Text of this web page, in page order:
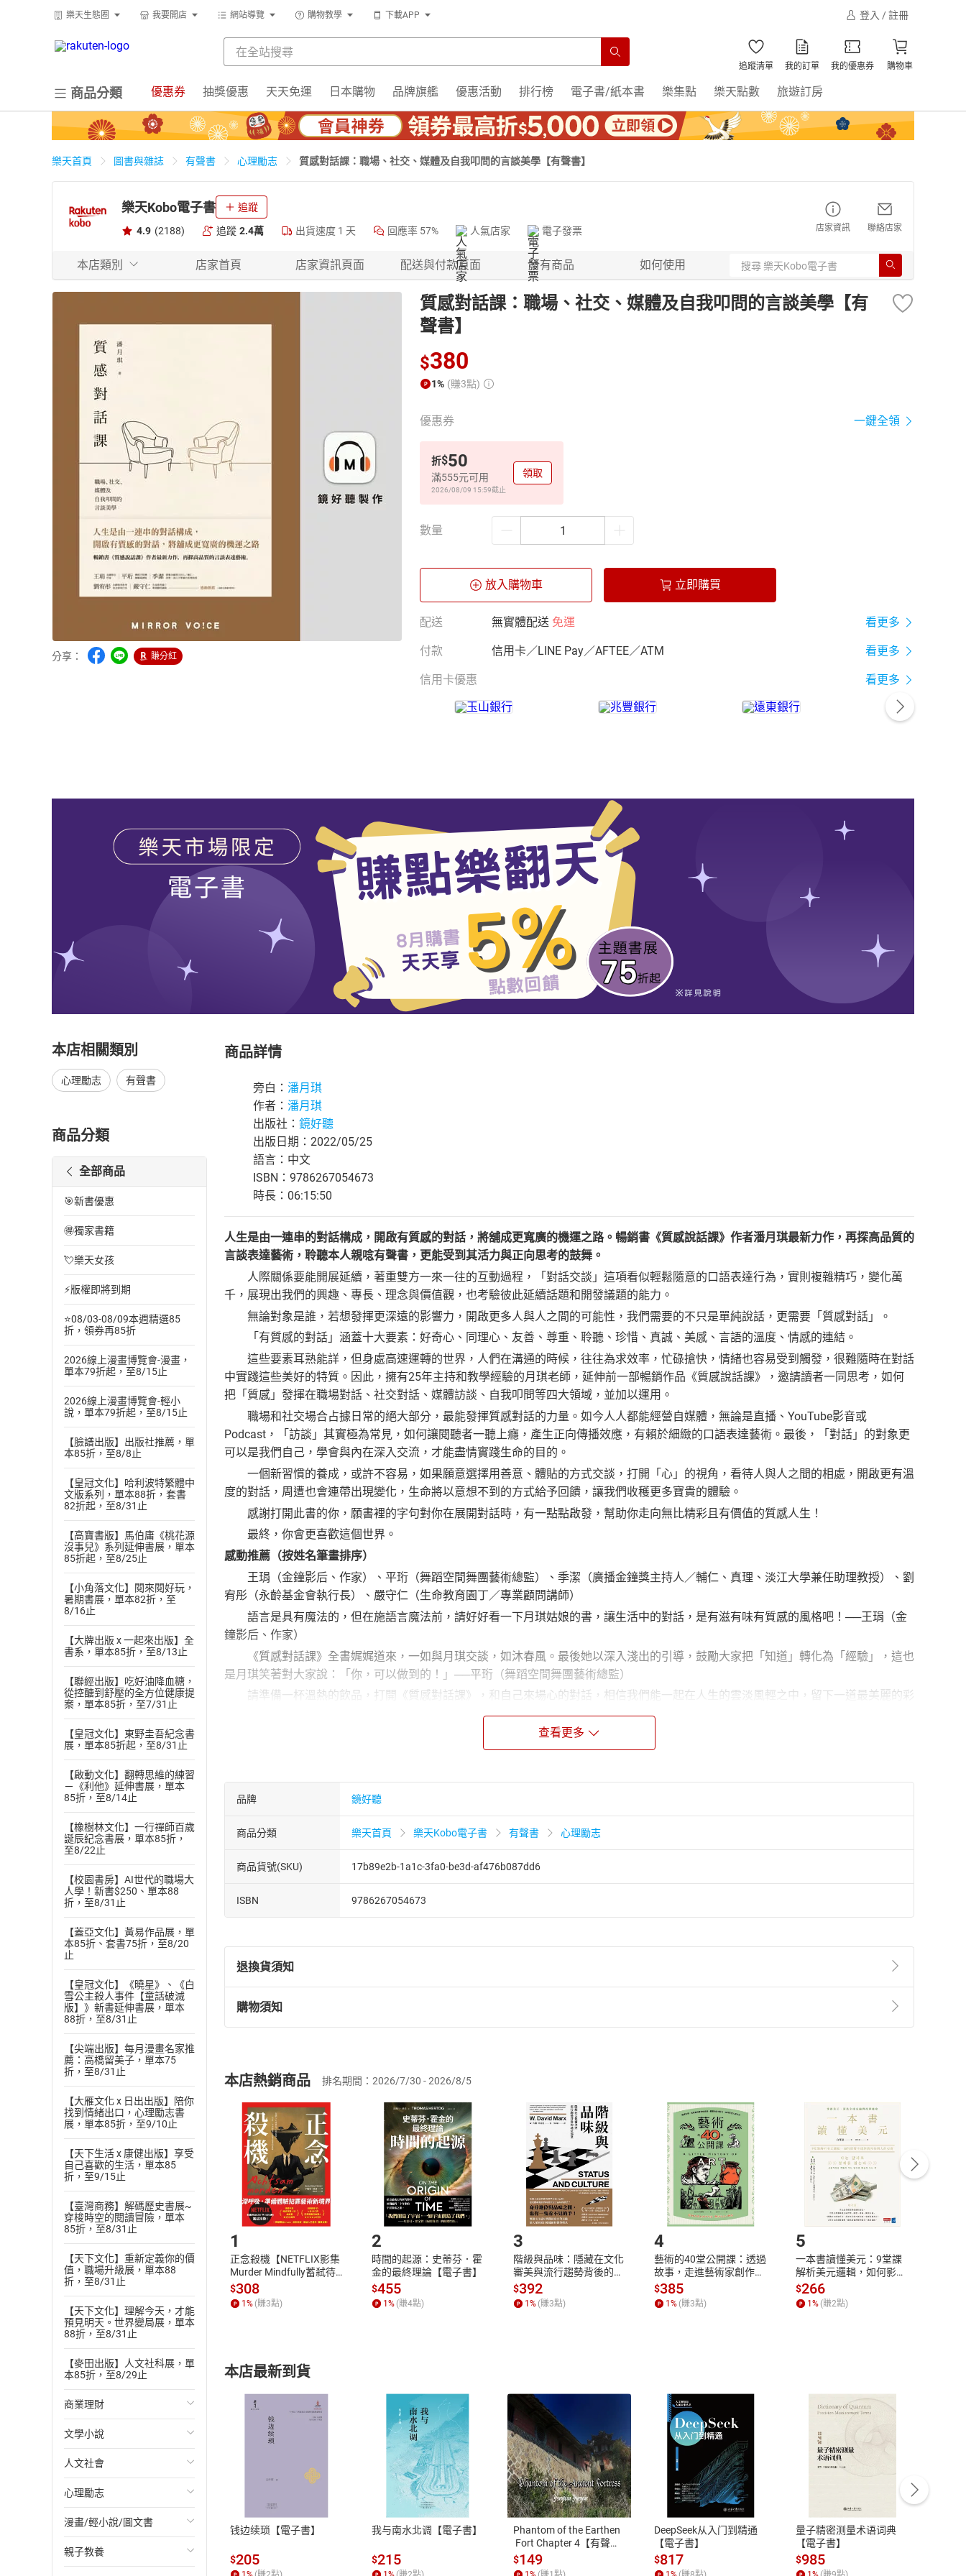
樂天生態圈 我要開店 網站導覽 購物教學 下載APP 登入 / 註冊
追蹤清單 我的訂單 我的優惠券 購物車
商品分類 優惠券 抽獎優惠 天天免運 日本購物 品牌旗艦 優惠活動 排行榜 電子書/紙本書 樂集點 樂天點數 旅遊訂房
樂天首頁 圖書與雜誌 有聲書 心理勵志 質感對話課：職場、社交、媒體及自我叩問的言談美學【有聲書】
樂天Kobo電子書 追蹤
4.9 (2188) 追蹤 2.4萬 出貨速度 1 天 回應率 57% 人氣店家 電子發票 店家資訊 聯絡店家
本店類別 店家首頁 店家資訊頁面 配送與付款頁面 所有商品 如何使用
分享： 賺分紅
質感對話課：職場、社交、媒體及自我叩問的言談美學【有
聲書】
$380
1% (賺3點)
優惠券 一鍵全領
折$50
滿555元可用
2026/08/09 15:59截止
領取
數量
放入購物車 立即購買
配送 無實體配送 免運 看更多
付款 信用卡／LINE Pay／AFTEE／ATM 看更多
信用卡優惠 看更多
本店相關類別
心理勵志 有聲書
商品分類
全部商品
🎯新書優惠
🉐獨家書籍
💘樂天女孩
⚡版權即將到期
⭐08/03-08/09本週精選85
折，領券再85折
2026線上漫畫博覽會-漫畫，
單本79折起，至8/15止
2026線上漫畫博覽會-輕小
說，單本79折起，至8/15止
【臉譜出版】出版社推薦，單
本85折，至8/8止
【皇冠文化】哈利波特繁體中
文版系列，單本88折，套書
82折起，至8/31止
【高寶書版】馬伯庸《桃花源
沒事兒》系列延伸書展，單本
85折起，至8/25止
【小角落文化】閱來閱好玩，
暑期書展，單本82折，至
8/16止
【大牌出版 x 一起來出版】全
書系，單本85折，至8/13止
【聯經出版】吃好油降血糖，
從控醣到舒壓的全方位健康提
案，單本85折，至7/31止
【皇冠文化】東野圭吾紀念書
展，單本85折起，至8/31止
【啟動文化】翻轉思維的練習
－《利他》延伸書展，單本
85折，至8/14止
【橡樹林文化】一行禪師百歲
誕辰紀念書展，單本85折，
至8/22止
【校園書房】AI世代的職場大
人學！新書$250、單本88
折，至8/31止
【蓋亞文化】黃易作品展，單
本85折、套書75折，至8/20
止
【皇冠文化】《曉星》、《白
雪公主殺人事件【童話破滅
版】》新書延伸書展，單本
88折，至8/31止
【尖端出版】每月漫畫名家推
薦：高橋留美子，單本75
折，至8/31止
【大雁文化 x 日出出版】陪你
找到情緒出口，心理勵志書
展，單本85折，至9/10止
【天下生活 x 康健出版】享受
自己喜歡的生活，單本85
折，至9/15止
【臺灣商務】解碼歷史書展~
穿梭時空的閱讀冒險，單本
85折，至8/31止
【天下文化】重新定義你的價
值，職場升級展，單本88
折，至8/31止
【天下文化】理解今天，才能
預見明天。世界變局展，單本
88折，至8/31止
【麥田出版】人文社科展，單
本85折，至8/29止
商業理財
投資理財
經濟/趨勢
財務/金融
管理/領導
職場工作術
文學小說
歐美文學
日本文學
韓國文學
華文文學
人文社會
國際關係
政治
社會科學
心理勵志
心靈成長/情緒
人際關係
漫畫/輕小說/圖文書
輕小說
親子教養
商品詳情
旁白： 潘月琪
作者： 潘月琪
出版社： 鏡好聽
出版日期：2022/05/25
語言：中文
ISBN：9786267054673
時長：06:15:50
人生是由一連串的對話構成，開啟有質感的對話，將舖成更寬廣的機運之路。暢銷書《質感說話課》作者潘月琪最新力作，再探高品質的
言談表達藝術，聆聽本人親唸有聲書，更能受到其活力與正向思考的鼓舞。
人際關係要能開展延續，著重雙方一來一往的互動過程，「對話交談」這項看似輕鬆隨意的口語表達行為，實則複雜精巧，變化萬
千，展現出我們的興趣、專長、理念與價值觀，也考驗彼此延續話題和開發議題的能力。
無論對象是誰，若想發揮更深遠的影響力，開啟更多人與人之間的可能性，我們需要的不只是單純說話，更需要「質感對話」。
「有質感的對話」涵蓋十大要素：好奇心、同理心、友善、尊重、聆聽、珍惜、真誠、美感、言語的溫度、情感的連結。
這些要素耳熟能詳，但身處高速運轉的世界，人們在溝通的時候，往往為求效率，忙碌搶快，情緒也容易受到觸發，很難隨時在對話
中實踐這些美好的特質。因此，擁有25年主持和教學經驗的月琪老師，延伸前一部暢銷作品《質感說話課》，邀請讀者一同思考，如何
把「質感」發揮在職場對話、社交對話、媒體訪談、自我叩問等四大領域，並加以運用。
職場和社交場合占據日常的絕大部分，最能發揮質感對話的力量。如今人人都能經營自媒體，無論是直播、YouTube影音或
Podcast，「訪談」其實極為常見，如何讓閱聽者一聽上癮，產生正向傳播效應，有賴於細緻的口語表達藝術。最後，「對話」的對象更
可以是我們自己，學會與內在深入交流，才能盡情實踐生命的目的。
一個新習慣的養成，或許不容易，如果願意選擇用善意、體貼的方式交談，打開「心」的視角，看待人與人之間的相處，開啟更有溫
度的對話，周遭也會連帶出現變化，生命將以意想不到的方式給予回饋，讓我們收穫更多寶貴的體驗。
感謝打開此書的你，願書裡的字句對你在展開對話時，有一點點啟發，幫助你走向無比精彩且有價值的質感人生！
最終，你會更喜歡這個世界。
感動推薦（按姓名筆畫排序）
王琄（金鐘影后、作家）、平珩（舞蹈空間舞團藝術總監）、季潔（廣播金鐘獎主持人／輔仁、真理、淡江大學兼任助理教授）、劉
宥彤（永齡基金會執行長）、嚴守仁（生命教育園丁／專業顧問講師）
語言是具有魔法的，但在施語言魔法前，請好好看一下月琪姑娘的書，讓生活中的對話，是有滋有味有質感的風格吧！──王琄（金
鐘影后、作家）
《質感對話課》全書娓娓道來，一如與月琪交談，如沐春風。最後她以深入淺出的引導，鼓勵大家把「知道」轉化為「經驗」，這也
是月琪笑著對大家說：「你，可以做到的！」──平珩（舞蹈空間舞團藝術總監）
請準備一杯溫熱的飲品，打開《質感對話課》，和自己來場心的對話，相信我們能一起在人生的雲淡風輕之中，留下一道最美麗的彩
虹。──季潔（廣播金鐘獎主持人／輔仁、真理、淡江大學兼任助理教授）
希望推薦月琪的這本書，能幫助更多有緣的朋友在與人交談時，都能夠因為有質感的對話而成長蛻變得更幸福。──嚴守仁（生命教
授權單位：遠流出版
【作者／主播簡介】
潘月琪 Mia Pan
資深媒體主持人、口語表達訓練講師、TEDx講者
畢業於清大中文系，英國牛津大學正念中心「正念認知療法（MBCT）」認證師資，從事主持及教學工作逾25年，廣播金鐘獎三度入
圍，專訪對象高達數千人，訪談功力深獲各界讚譽。
達、人際溝通、風格主持及公眾演說。亦為記者會、論壇座談及各類典禮主持人，橫跨藝文展演、生活美學、知識教育、公益關懷領域。
設「質感說話課」。
己為世界傳遞有價值的知識、思想、愛與溫暖。
個人著作《質感說話課》榮獲博客來2020「心理勵志」類年度百大暢銷書。
臉書專頁：月琪的聲活視界
查看更多
品牌 鏡好聽
商品分類 樂天首頁 樂天Kobo電子書 有聲書 心理勵志
商品貨號(SKU) 17b89e2b-1a1c-3fa0-be3d-af476b087dd6
ISBN 9786267054673
退換貨須知
退換貨規定：
(一)依消費者保護法第19條第1項後段暨通訊交易解除權合理例外情事適用準則第2條第5款之規定，「非以有形媒介提供之數位
(二)消費者訂購本店鋪之商品即代表知悉本店鋪所銷售之商品為電子書，屬非以有形媒介提供之數位內容，消費者同意若訂購後
且已下載/存取電子書，不得請求退貨退款。
退貨方式：您欲取消訂單或辦理退貨時，請登入樂天市場，並於「我的訂單」中點選「瀏覽訂單明細」
「申請取消訂單/ 退
貨」，本店鋪將依您的申請進行審核，待審核通過後將為您辦理退款事宜。
請注意，樂天市場須以整筆訂單為單位進行取消/退貨，恕無法以單支商品取消/退貨。
購物須知
挑選商品
Choose
放入購物車
Shopping cart
登入帳號
Login
付款方式
Payment
完成訂單
Complete
購書後，如何開始使用？
Step1.選擇閱讀載具 Step2.登入帳號，下載書籍後看書
付款方式
ATM轉帳、信用卡、LINE PAY、AFTEE
退換貨規範
本店是否提供消費者保護法七日猶豫期
之權利，遽消費者保護法及通訊交易解
除權合理例外情事適用準則，依商品性
質各有不同規定。詳細退換貨說明請參
客服資訊
服務時間：週一到週五 10:00-12:00、
13:00-17:00 (國定假日及例假日休息)
客服電話：0080-1857077
本店熱銷商品 排名期間：2026/7/30 - 2026/8/5
1
正念殺機【NETFLIX影集
Murder Mindfully蓄弒待
發】【電子書】
$308
1 % (賺3點)
2
時間的起源：史蒂芬．霍
金的最終理論【電子書】
$455
1 % (賺4點)
3
階級與品味：隱藏在文化
審美與流行趨勢背後的地
位渴望【電子書】
$392
1 % (賺3點)
4
藝術的40堂公開課：透過
故事，走進藝術家創作現
場，看藝術如何誕生、如
何形塑人類生活【電子
書】
$385
1% (賺3點)
5
一本書讀懂美元：9堂課
解析美元邏輯，如何影響
全球經濟和每個人的投資
【電子書】
$266
1% (賺2點)
本店最新到貨
钱边续琐【電子書】
$205
我与南水北调【電子書】
$215
Phantom of the Earthen
Fort Chapter 4【有聲
書】
$149
DeepSeek从入门到精通
【電子書】
$817
量子精密测量术语词典
【電子書】
$985